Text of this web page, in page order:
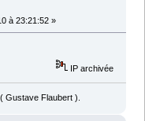
à 23:21:52 »
IP archivée
Gustave Flaubert ).